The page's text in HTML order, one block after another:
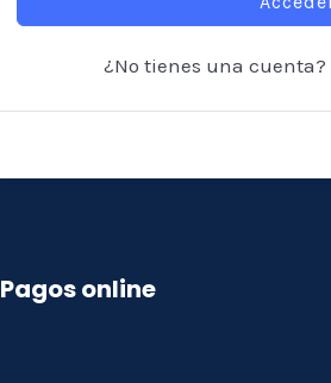
¿No tienes una cuenta?
Pagos online